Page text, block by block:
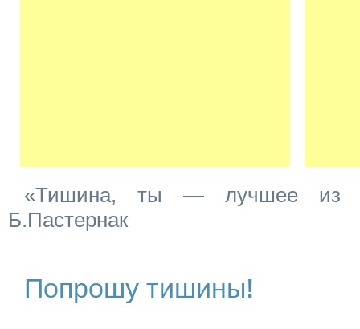
«Тишина, ты — лучшее из
Б.Пастернак
Попрошу тишины!